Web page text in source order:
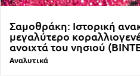
Σαμοθράκη: Ιστορική
μεγαλύτερο
ανοιχτά του νησιού
Αναλυτικά